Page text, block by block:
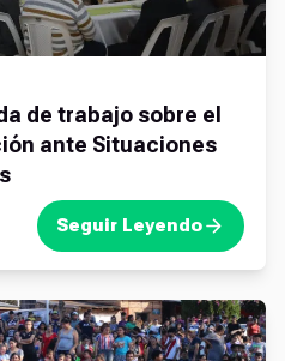
de trabajo sobre el
ante Situaciones
Seguir Leyendo